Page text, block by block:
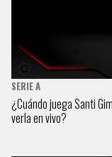
SERIE A
¿Cuándo juega Santi
verla en vivo?